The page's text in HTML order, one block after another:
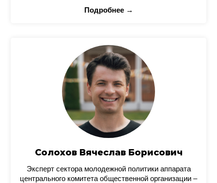
Подробнее →
Солохов Вячеслав Борисович
Эксперт сектора молодежной политики аппарата
центрального комитета общественной организации –